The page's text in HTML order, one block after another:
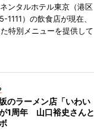
ンタルホテル東京（港区
）の飲食店が現在、
特別メニューを提供して
のラーメン店「いわい
1周年 山口裕史さんと